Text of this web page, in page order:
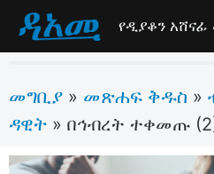
የዲያቆን
መግቢያ » መጽሐፍ ቅዱስ »
ዳዊት » በኅብረት ተቀመጡ